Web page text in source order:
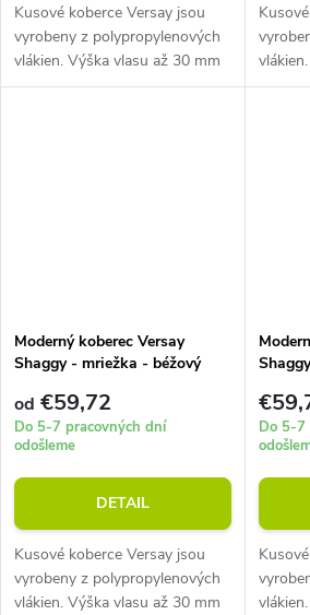
Kusové koberce Versay jsou
vyrobeny z polypropylenových
vlákien. Výška vlasu až 30 mm
pri priemernej hmotnosti 2000
pri
Moderný koberec Versay
Shaggy - mriežka - béžový
od €59,72
Do 5-7 pracovných dní
odošleme
DETAIL
Kusové koberce Versay jsou
vyrobeny z polypropylenových
vlákien. Výška vlasu až 30 mm
Do 5-7